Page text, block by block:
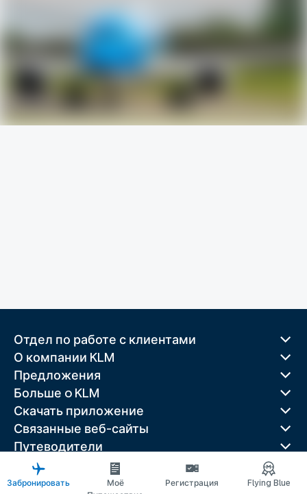
Отдел по работе с клиентами
О компании KLM
Предложения
Больше o KLM
Скачать приложение
Связанные веб-сайты
Путеводители
Лучшие направления
Популярные страны
Забронировать
Моё
Регистрация Flying Blue